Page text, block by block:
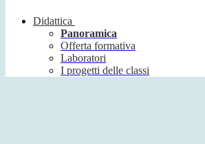
Didattica
Panoramica
Offerta formativa
Laboratori
I progetti delle classi